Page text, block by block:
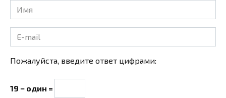
Имя
*
E-
mail
*
Пожалуйста, введите ответ цифрами:
19 − один =